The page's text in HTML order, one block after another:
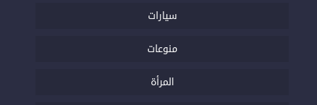
سيارات
منوعات
المرأة